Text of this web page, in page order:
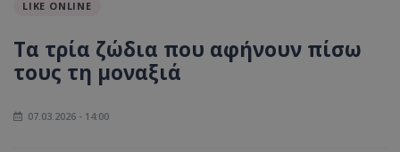
LIKE ONLINE
Τα τρία ζώδια που αφήνουν πίσω
τους τη μοναξιά
07.03.2026 - 14:00